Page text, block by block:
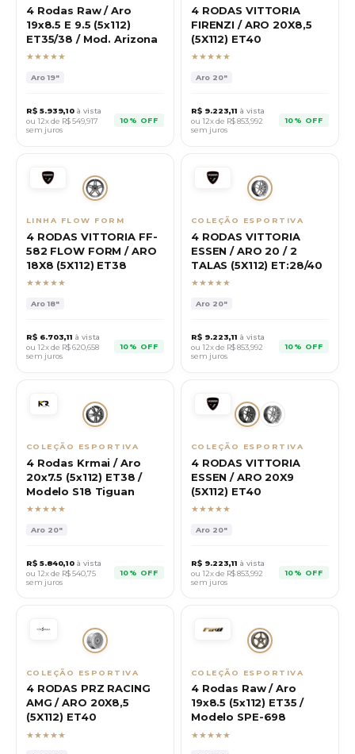
4 Rodas Raw / Aro
19x8.5 E 9.5 (5x112)
ET35/38 / Mod. Arizona
★★★★★
Aro19"
R$ 5.939,10 à vista
ou 12x de R$549,917
sem juros
10% OFF
4 RODAS VITTORIA
FIRENZI / ARO 20X8,5
(5X112) ET40
★★★★★
Aro 20"
R$ 9.223,11 à vista
ou 12x de R$853,992
sem juros
10% OFF
LINHA FLOW FORM
4 RODAS VITTORIA FF-
582 FLOW FORM / ARO
18X8 (5X112) ET38
★★★★★
Aro18"
R$ 6.703,11 à vista
ou 12x de R$620,658
sem juros
10% OFF
COLEÇÃO ESPORTIVA
4 RODAS VITTORIA
ESSEN / ARO 20 / 2
TALAS (5X112) ET:28/40
★★★★★
Aro 20"
R$ 9.223,11 à vista
ou 12x de R$853,992
sem juros
10% OFF
COLEÇÃO ESPORTIVA
4 Rodas Krmai / Aro
20x7.5 (5x112) ET38 /
Modelo S18 Tiguan
★★★★★
Aro 20"
R$ 5.840,10 à vista
ou 12x de R$540,75
sem juros
10% OFF
COLEÇÃO ESPORTIVA
4 RODAS VITTORIA
ESSEN / ARO 20X9
(5X112) ET40
★★★★★
Aro 20"
R$ 9.223,11 à vista
ou 12x de R$853,992
sem juros
10% OFF
COLEÇÃO ESPORTIVA
4 RODAS PRZ RACING
AMG / ARO 20X8,5
(5X112) ET40
★★★★★
COLEÇÃO ESPORTIVA
4 Rodas Raw / Aro
19x8.5 (5x112) ET35 /
Modelo SPE-698
★★★★★